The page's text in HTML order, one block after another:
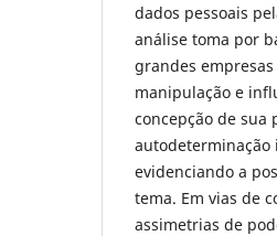
dados pessoais
análise toma por
grandes
manipulação e
concepção de
autodeterminação
evidenciando a
tema. Em vias de
assimetrias de